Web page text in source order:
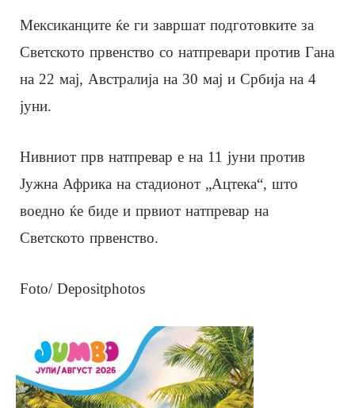
Мексиканците ќе ги завршат подготовките за
Светското првенство со натпревари против Гана
на 22 мај, Австралија на 30 мај и Србија на 4
јуни.
Нивниот прв натпревар е на 11 јуни против
Јужна Африка на стадионот „Ацтека“, што
воедно ќе биде и првиот натпревар на
Светското првенство.
Foto/ Depositphotos